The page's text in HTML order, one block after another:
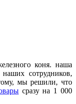
коня. наша
сотрудников,
мы решили, что
сразу на 1 000